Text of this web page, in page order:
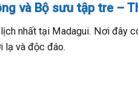
và Bộ sưu tập tre –
nhất tại Madagui. Nơi đây
lạ và độc đáo.